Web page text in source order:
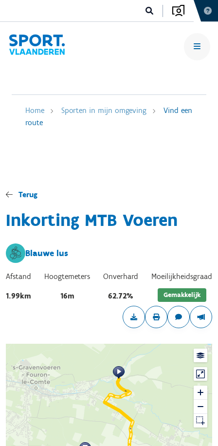
Home Sporten in mijn omgeving
Vind een
route
Terug
Inkorting MTB Voeren
Blauwe lus
Afstand
1.99km
Hoogtemeters
16m
Onverhard
62.72%
Moeilijkheidsgraad
Gemakkelijk